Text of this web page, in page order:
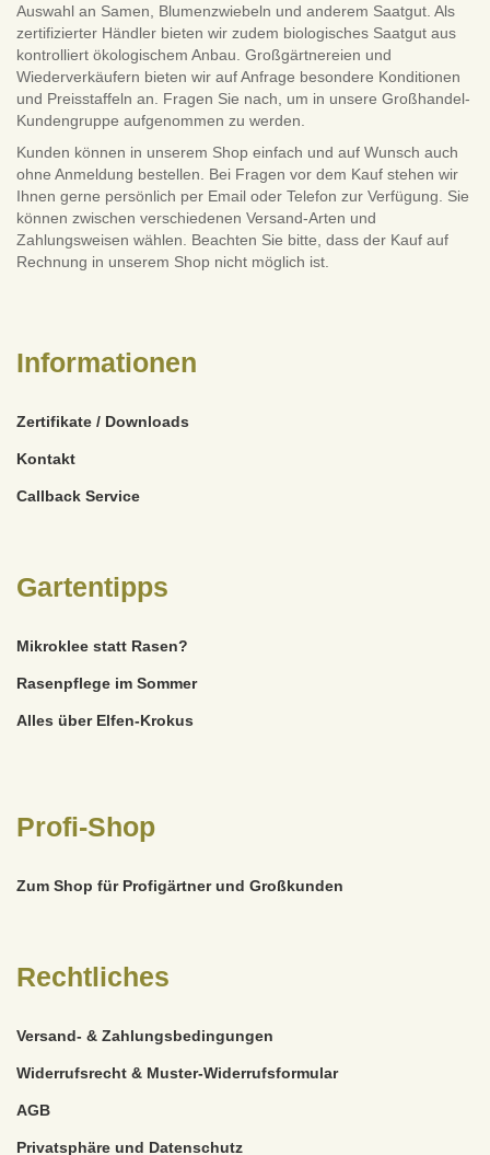
Auswahl an Samen, Blumenzwiebeln und anderem Saatgut. Als
zertifizierter Händler bieten wir zudem biologisches Saatgut aus
kontrolliert ökologischem Anbau. Großgärtnereien und
Wiederverkäufern bieten wir auf Anfrage besondere Konditionen
und Preisstaffeln an. Fragen Sie nach, um in unsere Großhandel-
Kundengruppe aufgenommen zu werden.
Kunden können in unserem Shop einfach und auf Wunsch auch
ohne Anmeldung bestellen. Bei Fragen vor dem Kauf stehen wir
Ihnen gerne persönlich per Email oder Telefon zur Verfügung. Sie
können zwischen verschiedenen Versand-Arten und
Zahlungsweisen wählen. Beachten Sie bitte, dass der Kauf auf
Rechnung in unserem Shop nicht möglich ist.
Informationen
Zertifikate / Downloads
Kontakt
Callback Service
Gartentipps
Mikroklee statt Rasen?
Rasenpflege im Sommer
Alles über Elfen-Krokus
Profi-Shop
Zum Shop für Profigärtner und Großkunden
Rechtliches
Versand- & Zahlungsbedingungen
Widerrufsrecht & Muster-Widerrufsformular
AGB
Privatsphäre und Datenschutz